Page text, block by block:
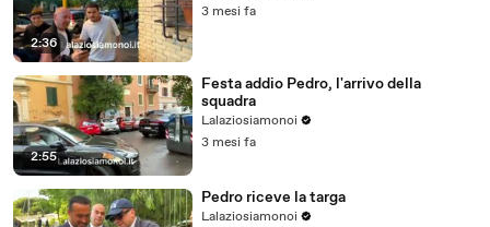
2:36
3 mesi fa
2:55
Festa addio Pedro, l'arrivo della
squadra
Lalaziosiamonoi
3 mesi fa
Pedro riceve la targa
Lalaziosiamonoi